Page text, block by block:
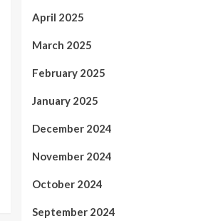
April 2025
March 2025
February 2025
January 2025
December 2024
November 2024
October 2024
September 2024